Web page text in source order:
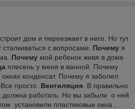
дом и переезжает в него. Но тут
с вопросами. Почему я
Почему мой ребенок живя в доме
плесень у меня в ванной. Почему
конденсат. Почему я заболел
просто . Вентиляция . В правильно
должна работать. Но вы забыли о ней
установили пластиковые окна ,